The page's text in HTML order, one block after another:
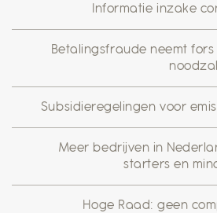
Informatie inzake
Betalingsfraude neemt
Subsidieregelingen voor
Meer bedrijven in
starters en
Hoge Raad: geen